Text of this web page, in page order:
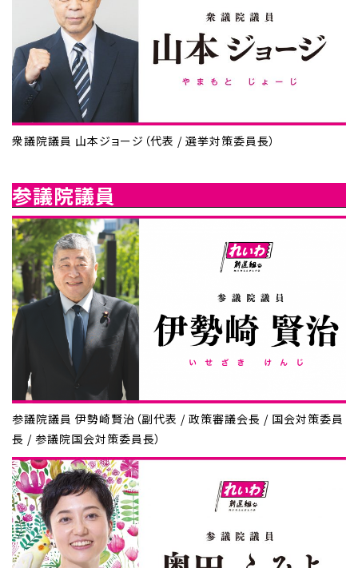
衆議院議員 山本ジョージ（代表 / 選挙対策委員長）
参議院議員
参議院議員 伊勢崎賢治（副代表 / 政策審議会長 / 国会対策委員
長 / 参議院国会対策委員長）